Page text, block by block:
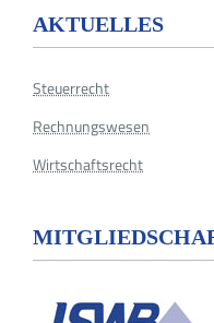
AKTUELLES
Steuerrecht
Rechnungswesen
Wirtschaftsrecht